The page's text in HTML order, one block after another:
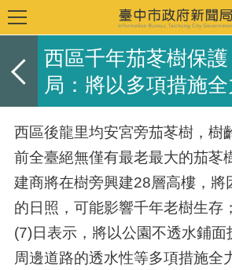
西區千年茄苳樹保
局：將以多項措施
西區後龍里均安宮旁茄苳樹，樹
前全臺絕無僅有最老最大的茄苳
建商將在樹旁興建28層高樓，將
的日照，可能影響千年老樹生存
(7)日表示，將以公園不透水鋪面
周邊道路的透水性等多項措施全